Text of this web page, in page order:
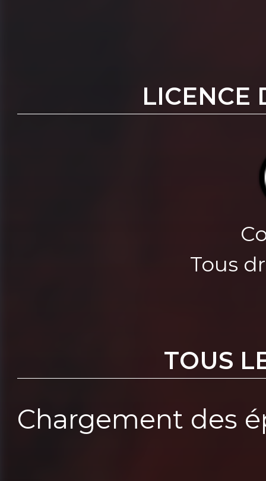
LICENCE
Tous
TOUS
Chargement des